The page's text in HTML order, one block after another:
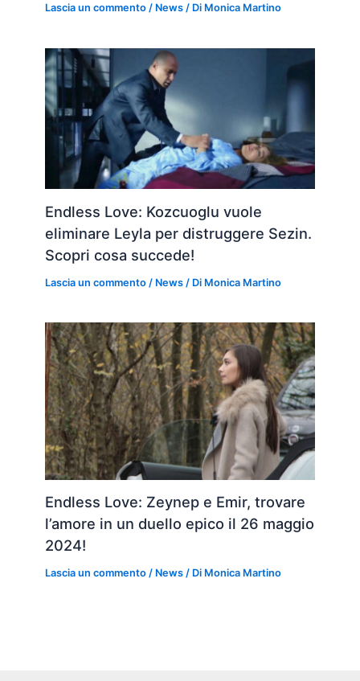
Lascia un commento / News / Di Monica Martino
Endless Love: Kozcuoglu vuole
eliminare Leyla per distruggere Sezin.
Scopri cosa succede!
Lascia un commento / News / Di Monica Martino
Endless Love: Zeynep e Emir, trovare
l’amore in un duello epico il 26 maggio
2024!
Lascia un commento / News / Di Monica Martino